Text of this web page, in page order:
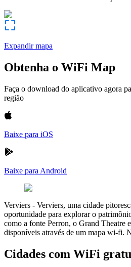
Expandir mapa
Obtenha o WiFi Map
Faça o download do aplicativo agora
região
Baixe para iOS
Baixe para Android
Verviers - Verviers, uma cidade
oportunidade para explorar o
como a fonte Perron, o Grand Theatre
disponíveis através de um mapa wi-fi.
Cidades com WiFi